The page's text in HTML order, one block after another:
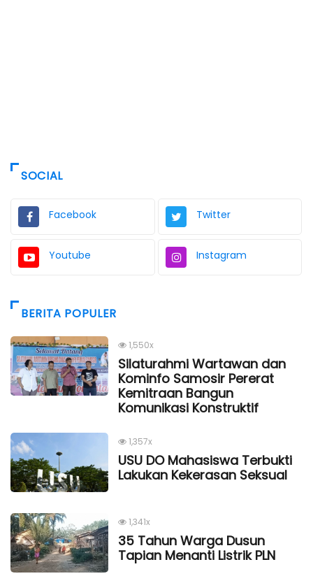
SOCIAL
Facebook Twitter
Youtube Instagram
BERITA POPULER
1,550x
Silaturahmi Wartawan dan
Kominfo Samosir Pererat
Kemitraan Bangun
Komunikasi Konstruktif
1,357x
USU DO Mahasiswa Terbukti
Lakukan Kekerasan Seksual
1,341x
35 Tahun Warga Dusun
Tapian Menanti Listrik PLN